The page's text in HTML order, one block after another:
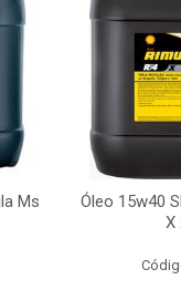
Ms
Óleo 15w40
X